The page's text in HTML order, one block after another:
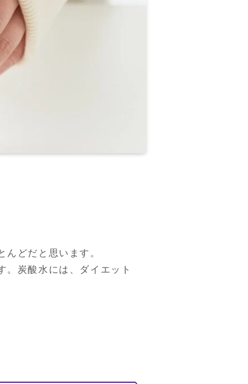
どだと思います。
。炭酸水には、ダイエット